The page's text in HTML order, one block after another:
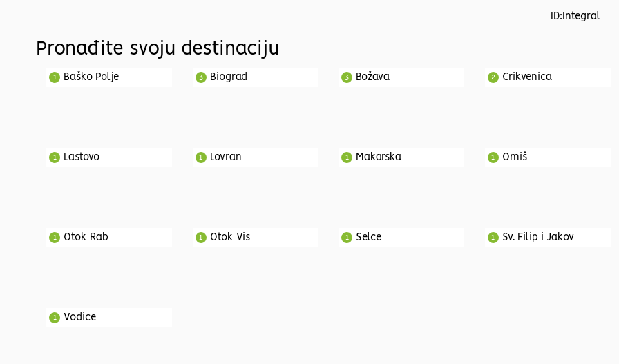
ID:Integral
Pronađite svoju destinaciju
Baško Polje
1 Biograd
3 Božava
3 Crikvenica
2
Lastovo
1 Lovran
1 Makarska
1 Omiš
1
Otok Rab
1 Otok Vis
1 Selce
1 Sv. Filip i Jakov
1
Vodice
1